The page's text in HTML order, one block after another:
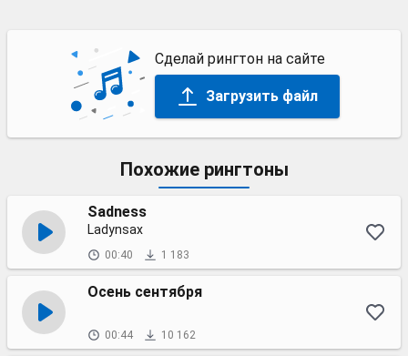
Сделай рингтон на сайте
Загрузить файл
Похожие рингтоны
Sadness
Ladynsax
00:40 1 183
Осень сентября
00:44 10 162